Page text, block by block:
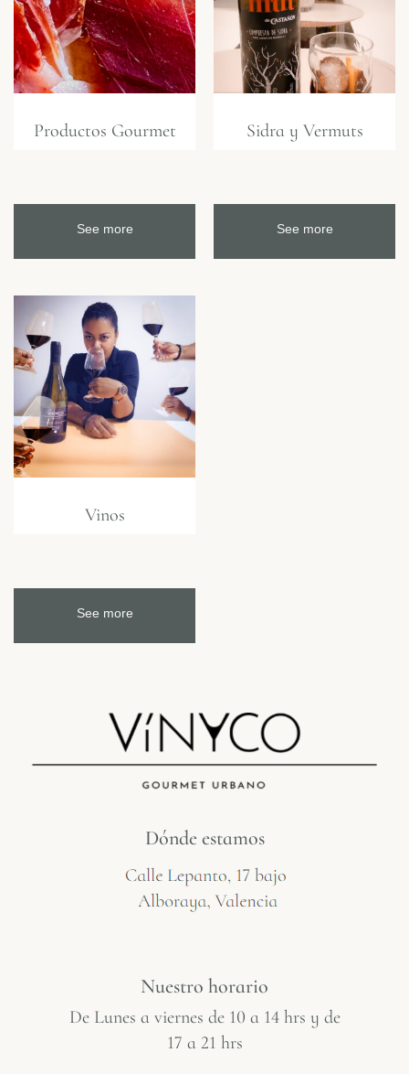
Productos Gourmet
See more
Sidra y Vermuts
See more
Vinos
See more
Dónde estamos
Nuestro horario
De Lunes a viernes de 10 a 14 hrs y de
17 a 21 hrs